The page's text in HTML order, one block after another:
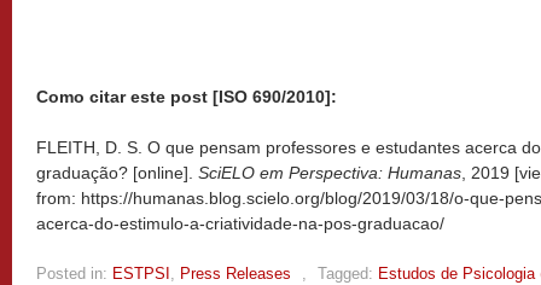
Como citar este post [ISO 690/2010]:
FLEITH, D. S. O que pensam professores e estudantes acerca
graduação? [online]. SciELO em Perspectiva: Humanas , 2019
from: https://humanas.blog.scielo.org/blog/2019/03/18/o-que-
acerca-do-estimulo-a-criatividade-na-pos-graduacao/
Posted in: ESTPSI Press Releases Tagged: Estudos de Psicologia